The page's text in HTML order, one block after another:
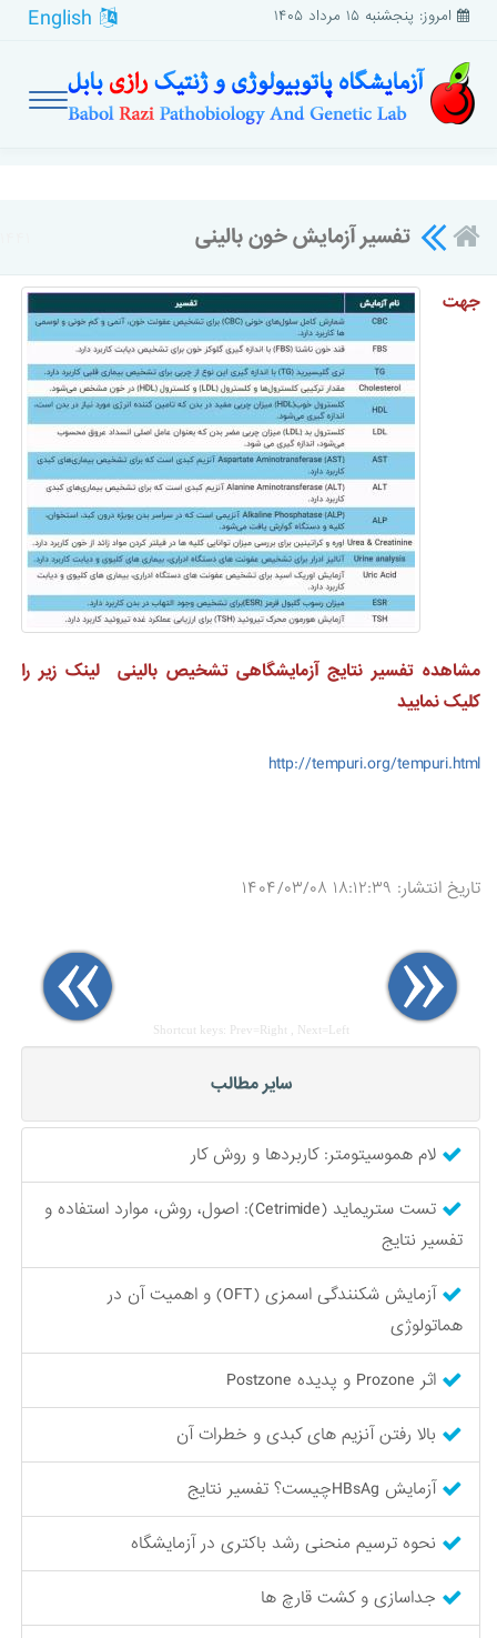
امروز: پنجشنبه ۱۵ مرداد ۱۴۰۵
تفسیر آزمایش خون بالینی
جهت
مشاهده تفسیر نتایج آزمایشگاهی تشخیص بالینی لینک زیر را
کلیک نمایید
http://tempuri.org/tempuri.html
تاریخ انتشار: ۱۸:۱۲:۳۹ ۱۴۰۴/۰۳/۰۸
Shortcut keys: Prev=Right , Next=Left
سایر مطالب
لام هموسیتومتر: کاربردها و روش کار
تست ستریماید (Cetrimide): اصول، روش، موارد استفاده و
تفسیر نتایج
آزمایش شکنندگی اسمزی (OFT) و اهمیت آن در
هماتولوژی
اثر Prozone و پدیده Postzone
بالا رفتن آنزیم های کبدی و خطرات آن
آزمایش HBsAgچیست؟ تفسیر نتایج
نحوه ترسیم منحنی رشد باکتری در آزمایشگاه
جداسازی و کشت قارچ ها